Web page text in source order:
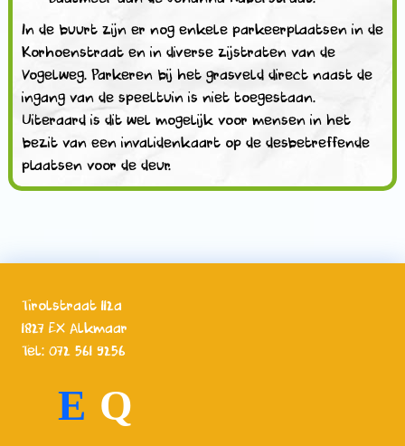
In de buurt zijn er nog enkele parkeerplaatsen in de
Korhoenstraat en in diverse zijstraten van de
Vogelweg. Parkeren bij het grasveld direct naast de
ingang van de speeltuin is niet toegestaan.
Uiteraard is dit wel mogelijk voor mensen in het
bezit van een invalidenkaart op de desbetreffende
plaatsen voor de deur.
Tirolstraat 112a
1827 EX Alkmaar
Tel: 072 561 9256
E Q